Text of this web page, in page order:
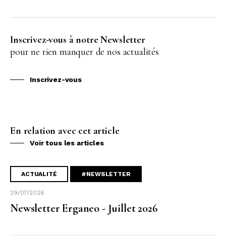
Inscrivez-vous à notre Newsletter
pour ne rien manquer de nos actualités
Inscrivez-vous
En relation avec cet article
Voir tous les articles
ACTUALITÉ #NEWSLETTER
29/07/2026
Newsletter Erganeo - Juillet 2026